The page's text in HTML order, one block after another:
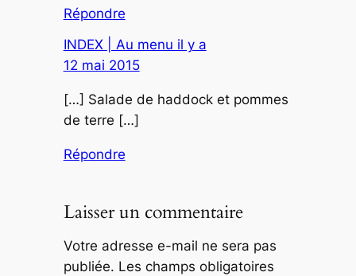
Répondre
INDEX | Au menu il y a
12 mai 2015
[…] Salade de haddock et pommes
de terre […]
Répondre
Laisser un commentaire
Votre adresse e-mail ne sera pas
publiée. Les champs obligatoires